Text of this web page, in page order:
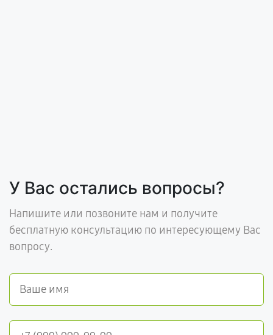
У Вас остались вопросы?
Напишите или позвоните нам и получите
бесплатную консультацию по интересующему Вас
вопросу.